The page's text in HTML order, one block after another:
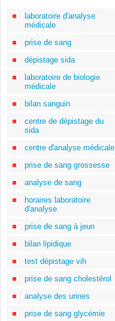
laboratoire d'analyse
médicale
prise de sang
dépistage sida
laboratoire de biologie
médicale
bilan sanguin
centre de dépistage du
sida
centre d'analyse médicale
prise de sang grossesse
analyse de sang
horaires laboratoire
d'analyse
prise de sang à jeun
bilan lipidique
test dépistage vih
prise de sang cholestérol
analyse des urines
prise de sang glycémie